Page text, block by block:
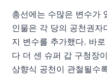
총선에는 수많은 변수가
인물은 각 당의 공천권
지 변수를 추가했다. 바
다 더 센 슈퍼 갑 구청장
상향식 공천이 관철될수